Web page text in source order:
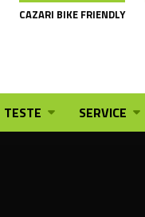
CAZARI BIKE FRIENDLY
TESTE SERVICE